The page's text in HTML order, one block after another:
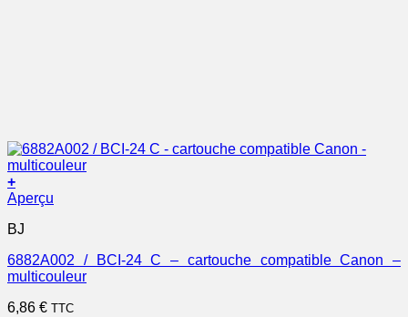
+
Aperçu
BJ
6882A002 / BCI-24 C – cartouche compatible Canon –
multicouleur
6,86 € TTC